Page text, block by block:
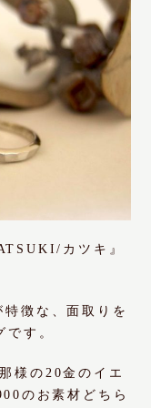
カツキ』
徴な、面取りを
です。
様の20金のイエ
のお素材どちら